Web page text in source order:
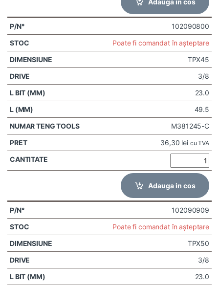
102090800
Poate fi comandat în așteptare
TPX45
3/8
23.0
49.5
M381245-C
36,30 lei cu TVA
Adauga in cos
102090909
Poate fi comandat în așteptare
TPX50
3/8
23.0